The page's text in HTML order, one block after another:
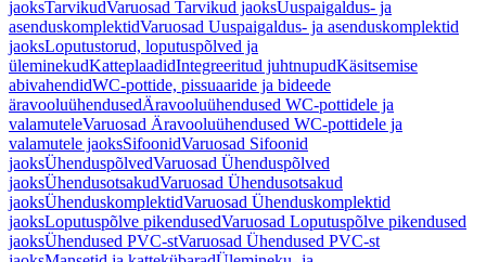
jaoksTarvikudVaruosad Tarvikud jaoksUuspaigaldus- ja
asenduskomplektidVaruosad Uuspaigaldus- ja asenduskomplektid
jaoksLoputustorud, loputuspõlved ja
üleminekudKatteplaadidIntegreeritud juhtnupudKäsitsemise
abivahendidWC-pottide, pissuaaride ja bideede
äravooluühendusedÄravooluühendused WC-pottidele ja
valamuteleVaruosad Äravooluühendused WC-pottidele ja
valamutele jaoksSifoonidVaruosad Sifoonid
jaoksÜhenduspõlvedVaruosad Ühenduspõlved
jaoksÜhendusotsakudVaruosad Ühendusotsakud
jaoksÜhenduskomplektidVaruosad Ühenduskomplektid
jaoksLoputuspõlve pikendusedVaruosad Loputuspõlve pikendused
jaoksÜhendused PVC-stVaruosad Ühendused PVC-st